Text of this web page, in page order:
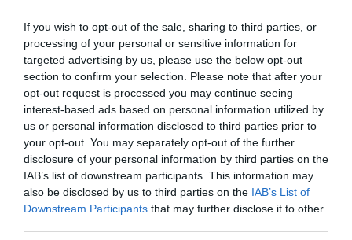
If you wish to opt-out of the sale, sharing to third parties, or
processing of your personal or sensitive information for
targeted advertising by us, please use the below opt-out
section to confirm your selection. Please note that after your
opt-out request is processed you may continue seeing
interest-based ads based on personal information utilized by
us or personal information disclosed to third parties prior to
your opt-out. You may separately opt-out of the further
disclosure of your personal information by third parties on the
IAB’s list of downstream participants. This information may
also be disclosed by us to third parties on the IAB’s List of
Downstream Participants that may further disclose it to other
Pop Culture
Festival & Open
Air Market 2025
στη Μονή
Λαζαριστών
ΦΕΣΤΙΒΑΛ / ΝΕΑ
folk for everyone:
1ο Zoumpouli
Folk Fest στη
Μονή
Λαζαριστών –